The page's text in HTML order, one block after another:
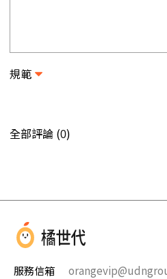
規範
全部評論 (0)
服務信箱